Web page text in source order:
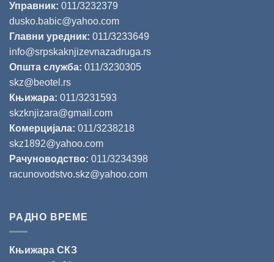
Управник: 011/3232379
dusko.babic@yahoo.com
Главни уредник: 011/3233649
info@srpskaknjizevnazadruga.rs
Општа служба: 011/3230305
skz@beotel.rs
Књижара: 011/3231593
skzknjizara@gmail.com
Комерцијала: 011/3238218
skz1892@yahoo.com
Рачуноводство: 011/3234398
racunovodstvo.skz@yahoo.com
РАДНО ВРЕМЕ
Књижара СКЗ